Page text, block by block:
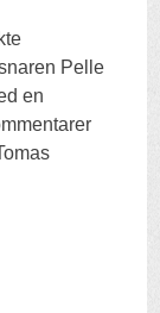
Pelle
en